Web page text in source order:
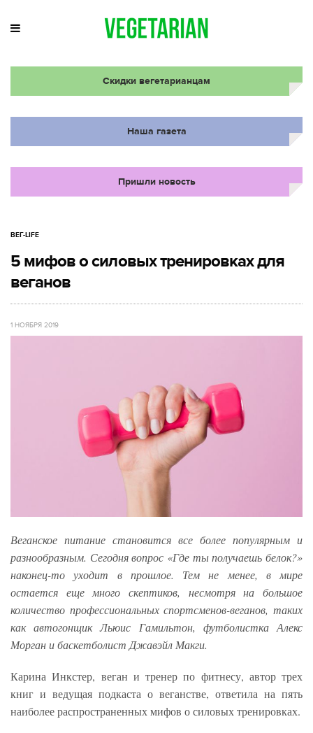
Скидки вегетарианцам
Наша газета
Пришли новость
ВЕГ-LIFE
5 мифов о силовых тренировках для
веганов
1 НОЯБРЯ 2019
Веганское питание становится все более популярным и
разнообразным. Сегодня вопрос «Где ты получаешь белок?»
наконец-то уходит в прошлое. Тем не менее, в мире
остается еще много скептиков, несмотря на большое
количество профессиональных спортсменов-веганов, таких
как автогонщик Льюис Гамильтон, футболистка Алекс
Морган и баскетболист Джавэйл Макги.
Карина Инкстер, веган и тренер по фитнесу, автор трех
книг и ведущая подкаста о веганстве, ответила на пять
наиболее распространенных мифов о силовых тренировках.